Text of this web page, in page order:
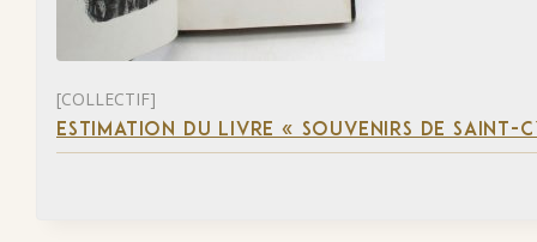
[COLLECTIF]
ESTIMATION DU LIVRE « SOUVENIRS DE SAINT-